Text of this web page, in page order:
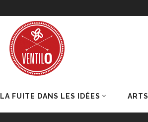
LA FUITE DANS LES IDÉES ARTS